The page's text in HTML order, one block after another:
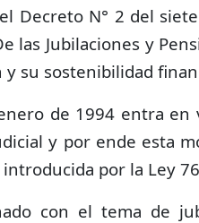
Decreto N° 2 del
las Jubilaciones y
y su sostenibilidad
de 1994 entra en
y por ende esta
por la Ley
con el tema de